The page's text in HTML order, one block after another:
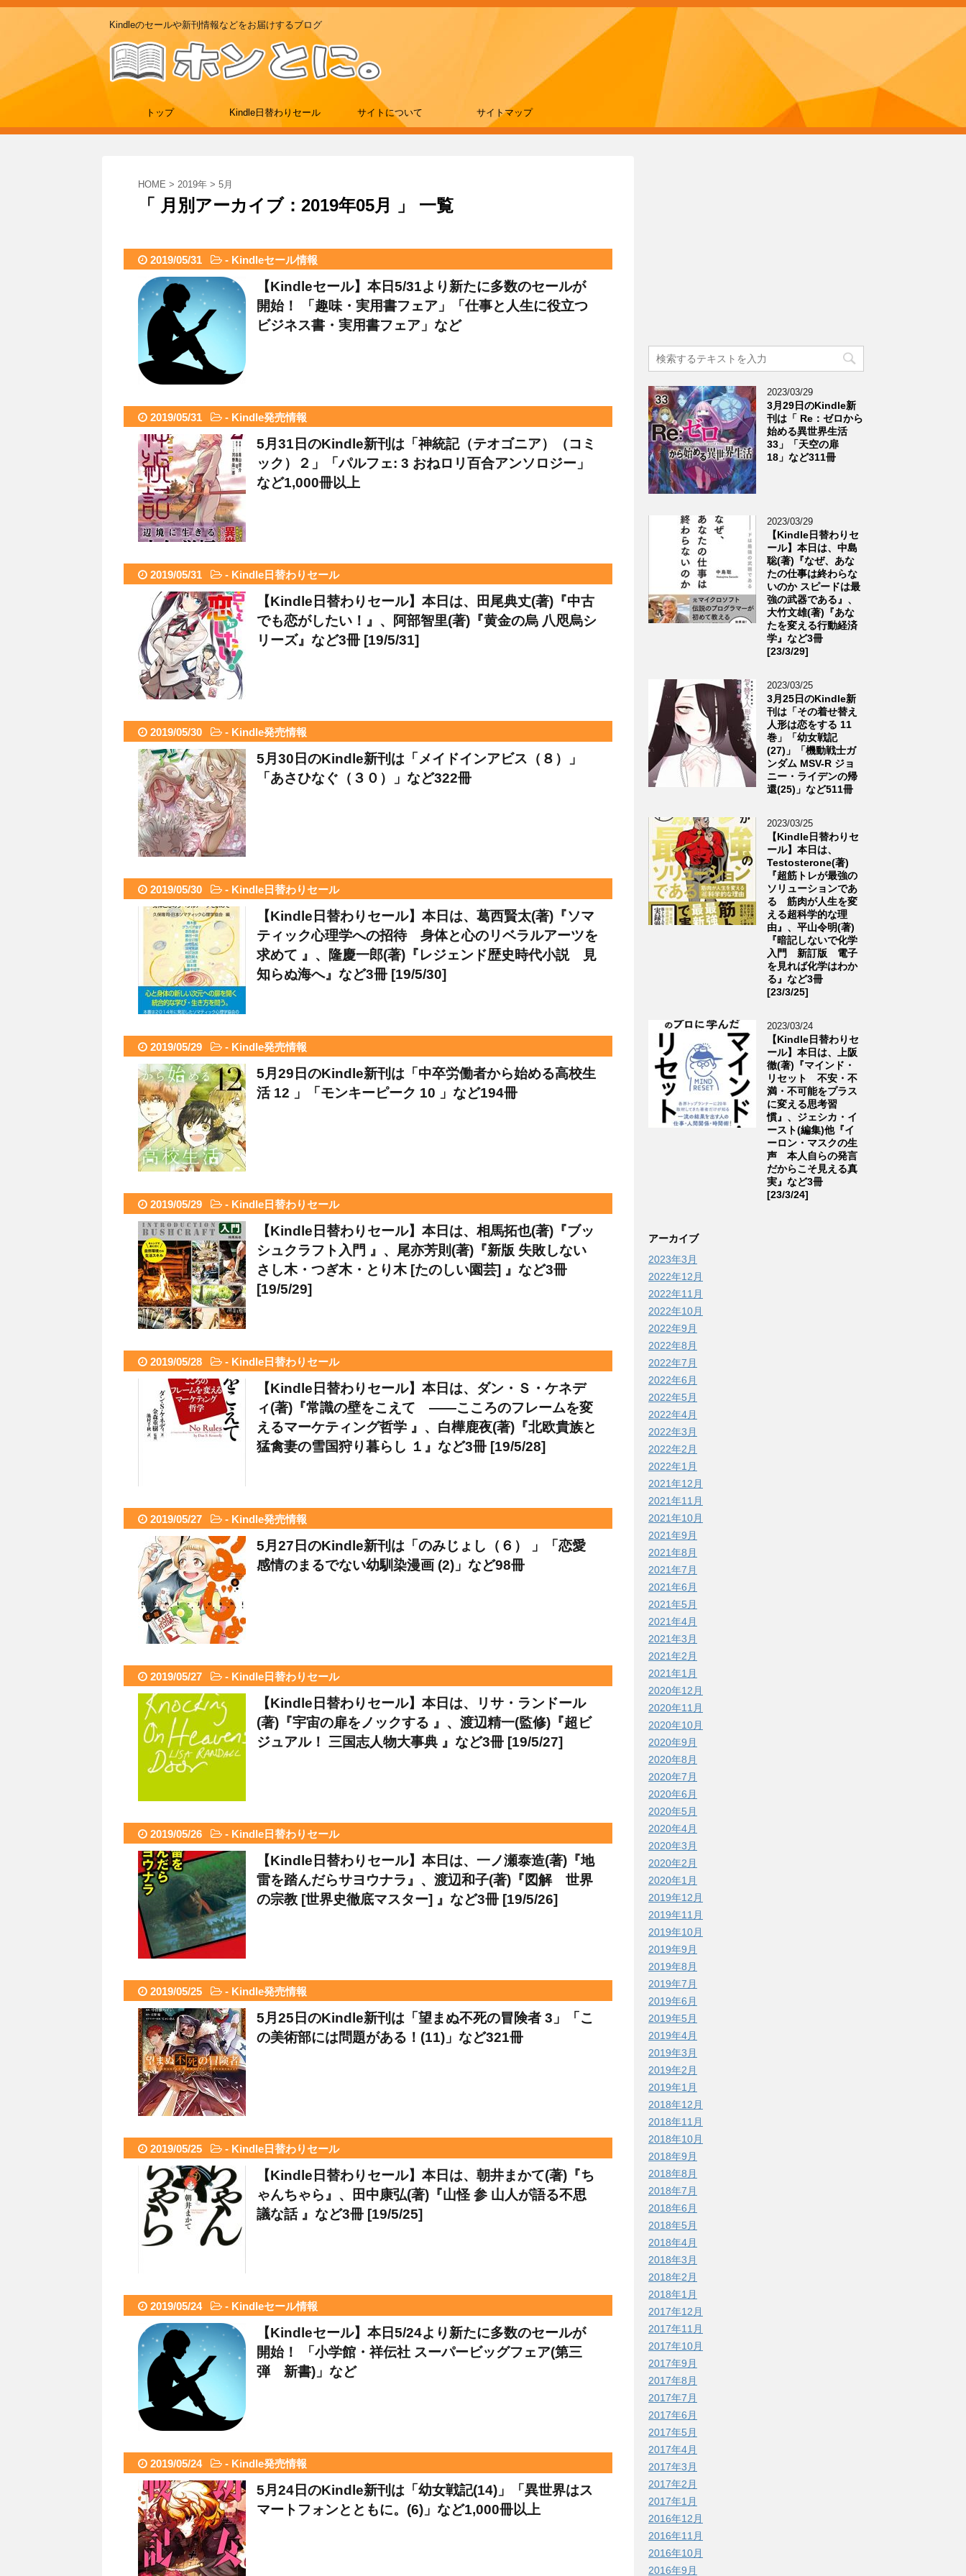
Kindleのセールや新刊情報などをお届けするブログ
トップ Kindle日替わりセール サイトについて サイトマップ
HOME > 2019年 > 5月
「 月別アーカイブ：2019年05月 」 一覧
2019/05/31 - Kindleセール情報
【Kindleセール】本日5/31より新たに多数のセールが
開始！ 「趣味・実用書フェア」「仕事と人生に役立つ
ビジネス書・実用書フェア」など
2019/05/31 - Kindle発売情報
5月31日のKindle新刊は「神統記（テオゴニア）（コミ
ック）２」「パルフェ: 3 おねロリ百合アンソロジー」
など1,000冊以上
2019/05/31 - Kindle日替わりセール
【Kindle日替わりセール】本日は、田尾典丈(著)『中古
でも恋がしたい！』、阿部智里(著)『黄金の烏 八咫烏シ
リーズ』など3冊 [19/5/31]
2019/05/30 - Kindle発売情報
5月30日のKindle新刊は「メイドインアビス（８）」
「あさひなぐ（３０）」など322冊
2019/05/30 - Kindle日替わりセール
【Kindle日替わりセール】本日は、葛西賢太(著)『ソマ
ティック心理学への招待 身体と心のリベラルアーツを
求めて 』、隆慶一郎(著)『レジェンド歴史時代小説 見
知らぬ海へ』など3冊 [19/5/30]
2019/05/29 - Kindle発売情報
5月29日のKindle新刊は「中卒労働者から始める高校生
活 12 」「モンキーピーク 10 」など194冊
2019/05/29 - Kindle日替わりセール
【Kindle日替わりセール】本日は、相馬拓也(著)『ブッ
シュクラフト入門 』、尾亦芳則(著)『新版 失敗しない
さし木・つぎ木・とり木 [たのしい園芸] 』など3冊
[19/5/29]
2019/05/28 - Kindle日替わりセール
【Kindle日替わりセール】本日は、ダン・Ｓ・ケネデ
ィ(著)『常識の壁をこえて ――こころのフレームを変
えるマーケティング哲学 』、白樺鹿夜(著)『北欧貴族と
猛禽妻の雪国狩り暮らし １』など3冊 [19/5/28]
2019/05/27 - Kindle発売情報
5月27日のKindle新刊は「のみじょし（６） 」「恋愛
感情のまるでない幼馴染漫画 (2)」など98冊
2019/05/27 - Kindle日替わりセール
【Kindle日替わりセール】本日は、リサ・ランドール
(著)『宇宙の扉をノックする 』、渡辺精一(監修)『超ビ
ジュアル！ 三国志人物大事典 』など3冊 [19/5/27]
2019/05/26 - Kindle日替わりセール
【Kindle日替わりセール】本日は、一ノ瀬泰造(著)『地
雷を踏んだらサヨウナラ』、渡辺和子(著)『図解 世界
の宗教 [世界史徹底マスター] 』など3冊 [19/5/26]
2019/05/25 - Kindle発売情報
5月25日のKindle新刊は「望まぬ不死の冒険者 3」「こ
の美術部には問題がある！(11)」など321冊
2019/05/25 - Kindle日替わりセール
【Kindle日替わりセール】本日は、朝井まかて(著)『ち
ゃんちゃら』、田中康弘(著)『山怪 参 山人が語る不思
議な話 』など3冊 [19/5/25]
2019/05/24 - Kindleセール情報
【Kindleセール】本日5/24より新たに多数のセールが
開始！ 「小学館・祥伝社 スーパービッグフェア(第三
弾 新書)」など
2019/05/24 - Kindle発売情報
5月24日のKindle新刊は「幼女戦記(14)」「異世界はス
マートフォンとともに。(6)」など1,000冊以上
2023/03/29
3月29日のKindle新
刊は「 Re：ゼロから
始める異世界生活
33」「天空の扉
18」など311冊
2023/03/29
【Kindle日替わりセ
ール】本日は、中島
聡(著)『なぜ、あな
たの仕事は終わらな
いのか スピードは最
強の武器である』、
大竹文雄(著)『あな
たを変える行動経済
学』など3冊
[23/3/29]
2023/03/25
3月25日のKindle新
刊は「その着せ替え
人形は恋をする 11
巻」「幼女戦記
(27)」「機動戦士ガ
ンダム MSV-R ジョ
ニー・ライデンの帰
還(25)」など511冊
2023/03/25
【Kindle日替わりセ
ール】本日は、
Testosterone(著)
『超筋トレが最強の
ソリューションであ
る 筋肉が人生を変
える超科学的な理
由』、平山令明(著)
『暗記しないで化学
入門 新訂版 電子
を見れば化学はわか
る』など3冊
[23/3/25]
2023/03/24
【Kindle日替わりセ
ール】本日は、上阪
徹(著)『マインド・
リセット 不安・不
満・不可能をプラス
に変える思考習
慣』、ジェシカ・イ
ースト(編集)他『イ
ーロン・マスクの生
声 本人自らの発言
だからこそ見える真
実』など3冊
[23/3/24]
アーカイブ
2023年3月
2022年12月
2022年11月
2022年10月
2022年9月
2022年8月
2022年7月
2022年6月
2022年5月
2022年4月
2022年3月
2022年2月
2022年1月
2021年12月
2021年11月
2021年10月
2021年9月
2021年8月
2021年7月
2021年6月
2021年5月
2021年4月
2021年3月
2021年2月
2021年1月
2020年12月
2020年11月
2020年10月
2020年9月
2020年8月
2020年7月
2020年6月
2020年5月
2020年4月
2020年3月
2020年2月
2020年1月
2019年12月
2019年11月
2019年10月
2019年9月
2019年8月
2019年7月
2019年6月
2019年5月
2019年4月
2019年3月
2019年2月
2019年1月
2018年12月
2018年11月
2018年10月
2018年9月
2018年8月
2018年7月
2018年6月
2018年5月
2018年4月
2018年3月
2018年2月
2018年1月
2017年12月
2017年11月
2017年10月
2017年9月
2017年8月
2017年7月
2017年6月
2017年5月
2017年4月
2017年3月
2017年2月
2017年1月
2016年12月
2016年11月
2016年10月
2016年9月